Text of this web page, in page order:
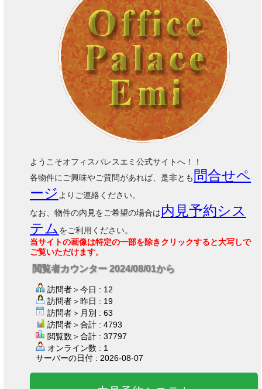
ようこそオフィスパレスエミ公式サイトへ！！
各物件にご興味やご質問があれば、是非とも 問合せペ
ージ よりご連絡ください。
なお、物件の内見をご希望の場合は内見予約シス
テム をご利用ください。
当サイトの画像は特定の一部を除きクリックすると大写しで
ご覧いただけます。
閲覧者カウンター 2024/08/01から
訪問者＞今日 : 12
訪問者＞昨日 : 19
訪問者＞月別 : 63
訪問者＞合計 : 4793
閲覧数＞合計 : 37797
オンライン数 : 1
サーバーの日付 : 2026-08-07